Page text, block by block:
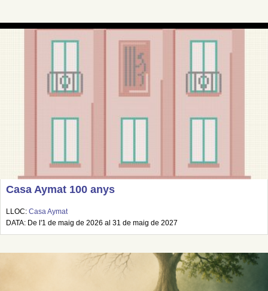
Casa Aymat 100 anys
LLOC: Casa Aymat
DATA: De l'1 de maig de 2026 al 31 de maig de 2027